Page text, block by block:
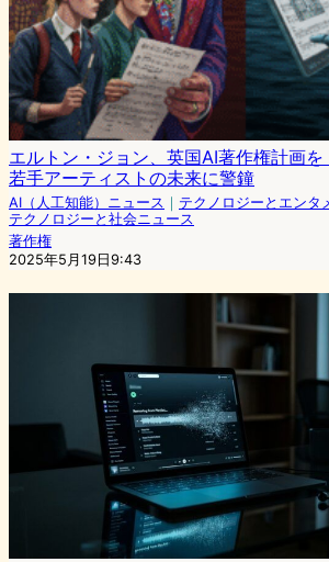
エルトン・ジョン、英国AI著作権計画
若手アーティストの未来に警鐘
AI（人工知能）ニュース ｜ テクノロジーとエンタ
テクノロジーと社会ニュース
著作権
2025年5月19日9:43